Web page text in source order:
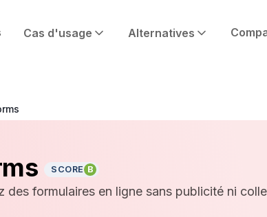
Cas d'usage Alternatives
SCORE B
des formulaires en ligne sans publicité ni